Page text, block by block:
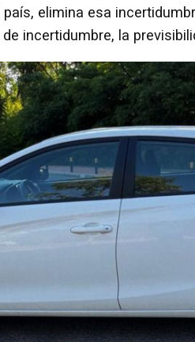
elimina esa
incertidumbre, la